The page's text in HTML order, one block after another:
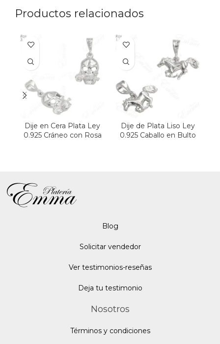
Productos relacionados
Dije en Cera Plata Ley
0.925 Cráneo con Rosa
Dije de Plata Liso Ley
0.925 Caballo en Bulto
Blog
Solicitar vendedor
Ver testimonios-reseñas
Deja tu testimonio
Nosotros
Términos y condiciones